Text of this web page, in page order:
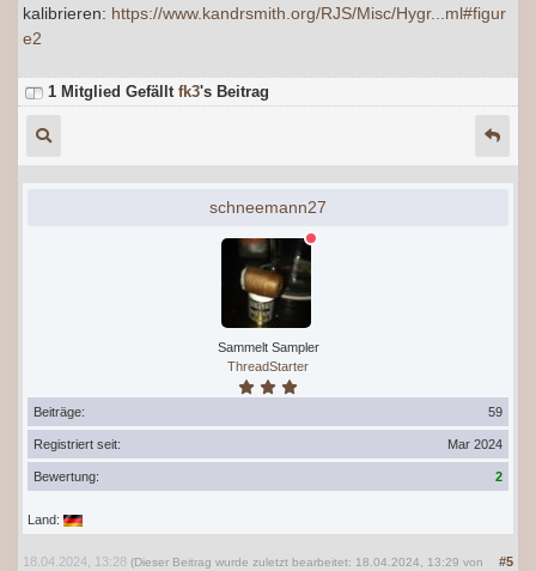
kalibrieren: https://www.kandrsmith.org/RJS/Misc/Hygr...ml#figur
e2
1 Mitglied Gefällt fk3's Beitrag
schneemann27
Sammelt Sampler
ThreadStarter
Beiträge: 59
Registriert seit: Mar 2024
Bewertung: 2
Land:
#5
18.04.2024, 13:28(Dieser Beitrag wurde zuletzt bearbeitet: 18.04.2024, 13:29 von